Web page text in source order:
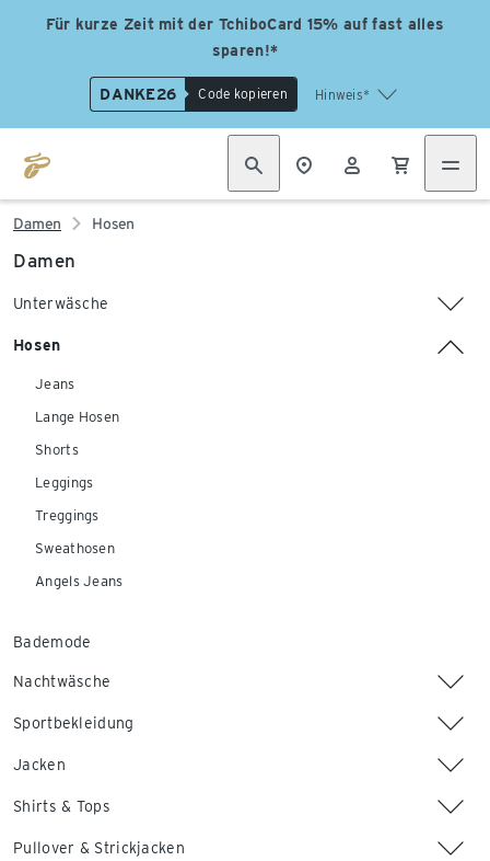
Für kurze Zeit mit der TchiboCard 15% auf fast alles
sparen!*
DANKE26 Code kopieren Hinweis*
Damen Hosen
Damen
Unterwäsche
Hosen
Jeans
Lange Hosen
Shorts
Leggings
Treggings
Sweathosen
Angels Jeans
Bademode
Nachtwäsche
Sportbekleidung
Jacken
Shirts & Tops
Pullover & Strickjacken